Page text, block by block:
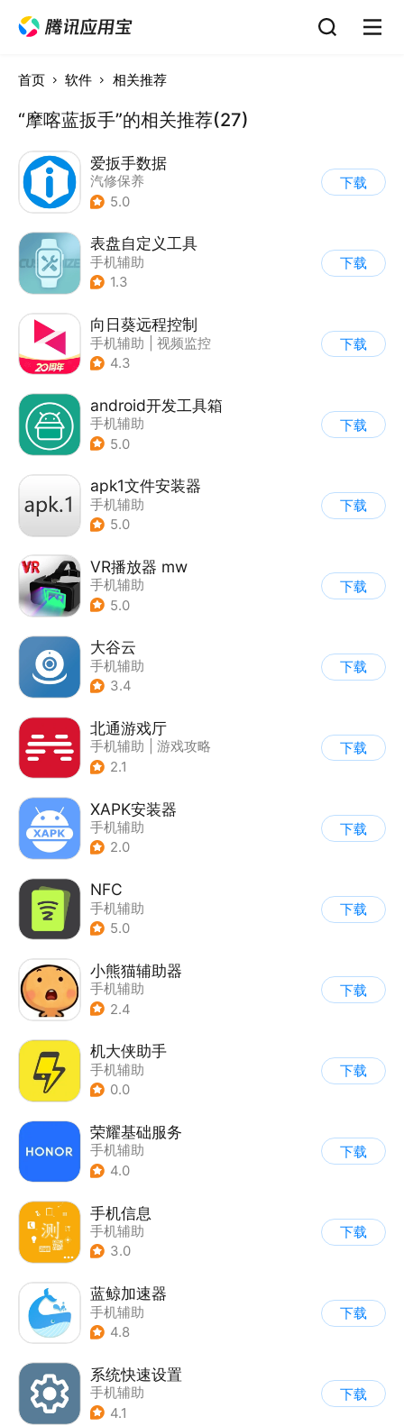
首页 软件 相关推荐
“摩喀蓝扳手”的相关推荐(27)
爱扳手数据
汽修保养
5.0
下载
表盘自定义工具
手机辅助
1.3
下载
向日葵远程控制
手机辅助
视频监控
4.3
下载
android开发工具箱
手机辅助
5.0
下载
apk1文件安装器
手机辅助
5.0
下载
VR播放器 mw
手机辅助
5.0
下载
大谷云
手机辅助
3.4
下载
北通游戏厅
手机辅助
游戏攻略
2.1
下载
XAPK安装器
手机辅助
2.0
下载
NFC
手机辅助
5.0
下载
小熊猫辅助器
手机辅助
2.4
下载
机大侠助手
手机辅助
0.0
下载
荣耀基础服务
手机辅助
4.0
下载
手机信息
手机辅助
3.0
下载
蓝鲸加速器
手机辅助
4.8
下载
系统快速设置
手机辅助
4.1
下载